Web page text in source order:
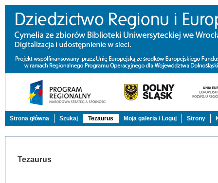
Strona główna Szukaj Tezaurus Moja galeria / Loguj Strony
Tezaurus